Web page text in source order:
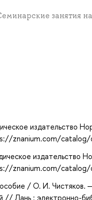
занятия
издательство
znanium.com/
издательство
znanium.com/
/ О. И.
Лань : электронно-